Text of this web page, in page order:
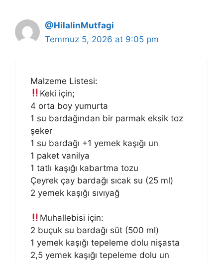
@HilalinMutfagi
Temmuz 5, 2026 at 9:05 pm
Malzeme Listesi:
Keki için;
4 orta boy yumurta
1 su bardağından bir parmak eksik toz
şeker
1 su bardağı +1 yemek kaşığı un
1 paket vanilya
1 tatlı kaşığı kabartma tozu
Çeyrek çay bardağı sıcak su (25 ml)
2 yemek kaşığı sıvıyağ
Muhallebisi için:
2 buçuk su bardağı süt (500 ml)
1 yemek kaşığı tepeleme dolu nişasta
2,5 yemek kaşığı tepeleme dolu un